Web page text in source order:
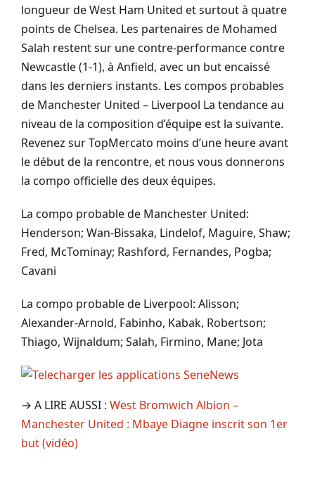
longueur de West Ham United et surtout à quatre
points de Chelsea. Les partenaires de Mohamed
Salah restent sur une contre-performance contre
Newcastle (1-1), à Anfield, avec un but encaissé
dans les derniers instants. Les compos probables
de Manchester United – Liverpool La tendance au
niveau de la composition d’équipe est la suivante.
Revenez sur TopMercato moins d’une heure avant
le début de la rencontre, et nous vous donnerons
la compo officielle des deux équipes.
La compo probable de Manchester United:
Henderson; Wan-Bissaka, Lindelof, Maguire, Shaw;
Fred, McTominay; Rashford, Fernandes, Pogba;
Cavani
La compo probable de Liverpool: Alisson;
Alexander-Arnold, Fabinho, Kabak, Robertson;
Thiago, Wijnaldum; Salah, Firmino, Mane; Jota
→ A LIRE AUSSI : West Bromwich Albion –
Manchester United : Mbaye Diagne inscrit son 1er
but (vidéo)